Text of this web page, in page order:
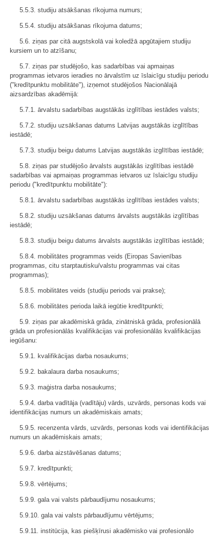
5.5.3. studiju atsākšanas rīkojuma numurs;
5.5.4. studiju atsākšanas rīkojuma datums;
5.6. ziņas par citā augstskolā vai koledžā apgūtajiem studiju
kursiem un to atzīšanu;
5.7. ziņas par studējošo, kas sadarbības vai apmaiņas
programmas ietvaros ieradies no ārvalstīm uz īslaicīgu studiju periodu
("kredītpunktu mobilitāte"), izņemot studējošos Nacionālajā
aizsardzības akadēmijā:
5.7.1. ārvalstu sadarbības augstākās izglītības iestādes valsts;
5.7.2. studiju uzsākšanas datums Latvijas augstākās izglītības
iestādē;
5.7.3. studiju beigu datums Latvijas augstākās izglītības iestādē;
5.8. ziņas par studējošo ārvalsts augstākās izglītības iestādē
sadarbības vai apmaiņas programmas ietvaros uz īslaicīgu studiju
periodu ("kredītpunktu mobilitāte"):
5.8.1. ārvalstu sadarbības augstākās izglītības iestādes valsts;
5.8.2. studiju uzsākšanas datums ārvalsts augstākās izglītības
iestādē;
5.8.3. studiju beigu datums ārvalsts augstākās izglītības iestādē;
5.8.4. mobilitātes programmas veids (Eiropas Savienības
programmas, citu starptautisku/valstu programmas vai citas
programmas);
5.8.5. mobilitātes veids (studiju periods vai prakse);
5.8.6. mobilitātes perioda laikā iegūtie kredītpunkti;
5.9. ziņas par akadēmiskā grāda, zinātniskā grāda, profesionālā
grāda un profesionālās kvalifikācijas vai profesionālās kvalifikācijas
iegūšanu:
5.9.1. kvalifikācijas darba nosaukums;
5.9.2. bakalaura darba nosaukums;
5.9.3. maģistra darba nosaukums;
5.9.4. darba vadītāja (vadītāju) vārds, uzvārds, personas kods vai
identifikācijas numurs un akadēmiskais amats;
5.9.5. recenzenta vārds, uzvārds, personas kods vai identifikācijas
numurs un akadēmiskais amats;
5.9.6. darba aizstāvēšanas datums;
5.9.7. kredītpunkti;
5.9.8. vērtējums;
5.9.9. gala vai valsts pārbaudījumu nosaukums;
5.9.10. gala vai valsts pārbaudījumu vērtējums;
5.9.11. institūcija, kas piešķīrusi akadēmisko vai profesionālo